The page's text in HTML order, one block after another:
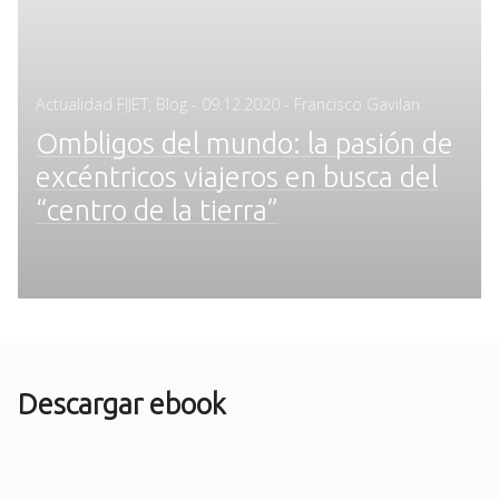
Actualidad FIJET Blog - Posted
09.12.2020 - Francisco Gavilan
Ombligos del mundo: la pasión de
excéntricos viajeros en busca del
“centro de la tierra”
Descargar ebook